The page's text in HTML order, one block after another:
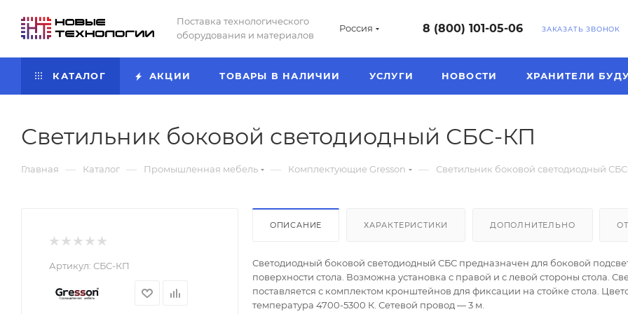
Поставка технологического
оборудования и материалов
Россия 8 (800) 101-05-06 ЗАКАЗАТЬ ЗВОНОК
КАТАЛОГ АКЦИИ ТОВАРЫ В НАЛИЧИИ УСЛУГИ НОВОСТИ ХРАНИТЕЛИ
Светильник боковой светодиодный СБС-КП
Главная — Каталог — Промышленная мебель — Комплектующие Gresson — Светильник боковой светодиодный
Артикул: СБС-КП
ОПИСАНИЕ ХАРАКТЕРИСТИКИ ДОПОЛНИТЕЛЬНО
Светодиодный боковой светодиодный СБС предназначен для боковой
поверхности стола. Возможна установка с правой и с левой стороны стола.
поставляется с комплектом кронштейнов для фиксации на стойке стола.
температура 4700-5300 К. Сетевой провод — 3 м.